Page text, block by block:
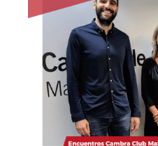
Empresa líder en
online. Ha sabido